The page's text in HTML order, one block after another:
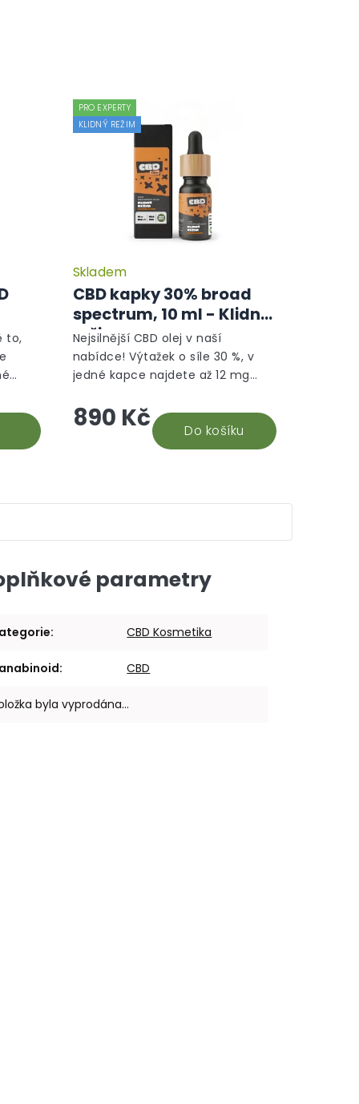
Průměrné
hodnocení
produktu
hvězdiček.
to,
PRO EXPERTY
KLIDNÝ REŽIM
CBD kapky 30% broad
spectrum, 10 ml - Klidný
režim
Skladem
890 Kč Do košíku
Nejsilnější CBD olej v naší
nabídce! Výtažek o síle 30 %, v
jedné kapce najdete až 12 mg
stálých odběratelů 30% CBD oleje,
vyhodnocujeme tento...
parametry
: CBD Kosmetika
: CBD
byla vyprodána…